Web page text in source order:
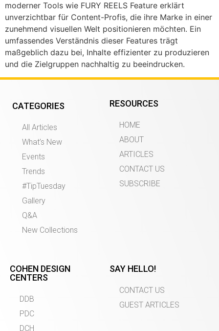
moderner Tools wie FURY REELS Feature erklärt
unverzichtbar für Content-Profis, die ihre Marke in einer
zunehmend visuellen Welt positionieren möchten. Ein
umfassendes Verständnis dieser Features trägt
maßgeblich dazu bei, Inhalte effizienter zu produzieren
und die Zielgruppen nachhaltig zu beeindrucken.
CATEGORIES
All Articles
What’s New
Events
Trends
#TipTuesday
Gallery
Q&A
New Collections
RESOURCES
HOME
ABOUT
ARTICLES
CONTACT US
SUBSCRIBE
COHEN DESIGN
CENTERS
DDB
PDC
DCH
SAY HELLO!
CONTACT US
GUEST ARTICLES